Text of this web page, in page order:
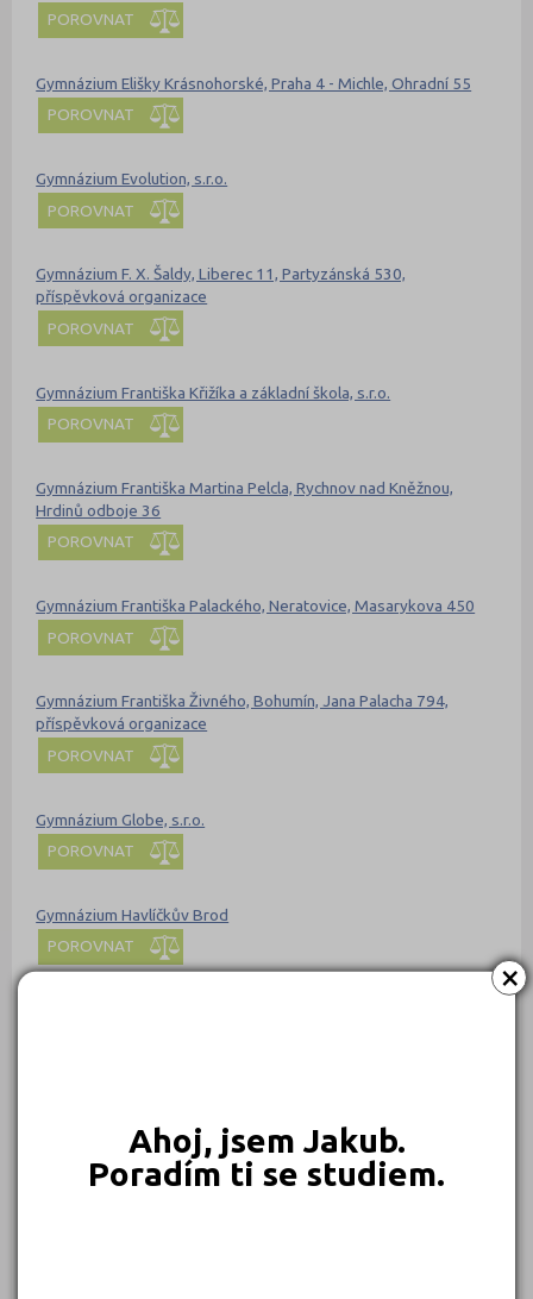
×
Ahoj, jsem Jakub.
Poradím ti se studiem.
POROVNAT
Gymnázium Elišky Krásnohorské, Praha 4 - Michle, Ohradní 55
POROVNAT
Gymnázium Evolution, s.r.o.
POROVNAT
Gymnázium F. X. Šaldy, Liberec 11, Partyzánská 530,
příspěvková organizace
POROVNAT
Gymnázium Františka Křižíka a základní škola, s.r.o.
POROVNAT
Gymnázium Františka Martina Pelcla, Rychnov nad Kněžnou,
Hrdinů odboje 36
POROVNAT
Gymnázium Františka Palackého, Neratovice, Masarykova 450
POROVNAT
Gymnázium Františka Živného, Bohumín, Jana Palacha 794,
příspěvková organizace
POROVNAT
Gymnázium Globe, s.r.o.
POROVNAT
Gymnázium Havlíčkův Brod
POROVNAT
POROVNAT